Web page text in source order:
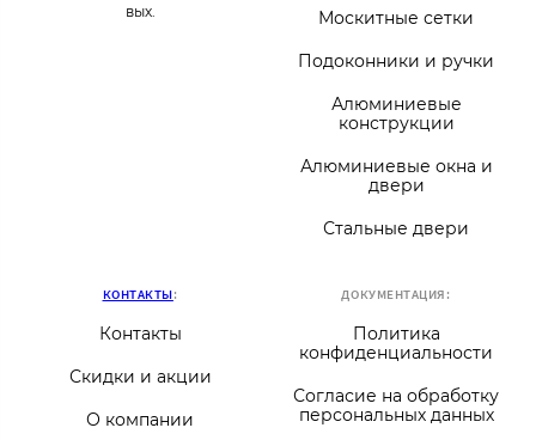
вых.
Москитные сетки
Подоконники и ручки
Алюминиевые
конструкции
Алюминиевые окна и
двери
Стальные двери
КОНТАКТЫ:
Контакты
Скидки и акции
О компании
ДОКУМЕНТАЦИЯ:
Политика
конфиденциальности
Согласие на обработку
персональных данных